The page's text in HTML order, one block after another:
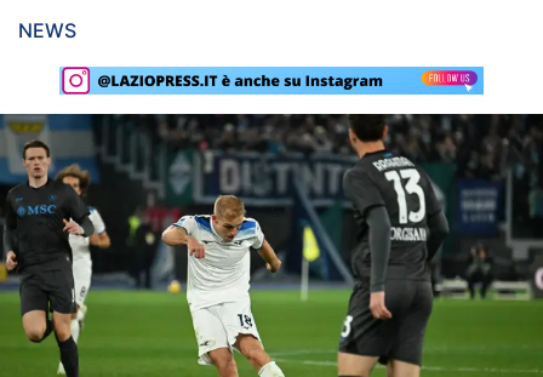
Calciomercato
Lazio Women
Rassegna Lazio
Social
Calcio
Serie A
Champions League
NEWS